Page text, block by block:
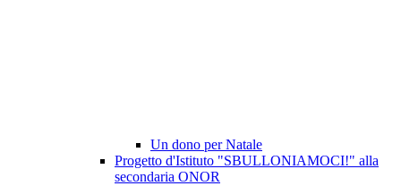
Un dono per Natale
Progetto d'Istituto "SBULLONIAMOCI!" alla
secondaria ONOR